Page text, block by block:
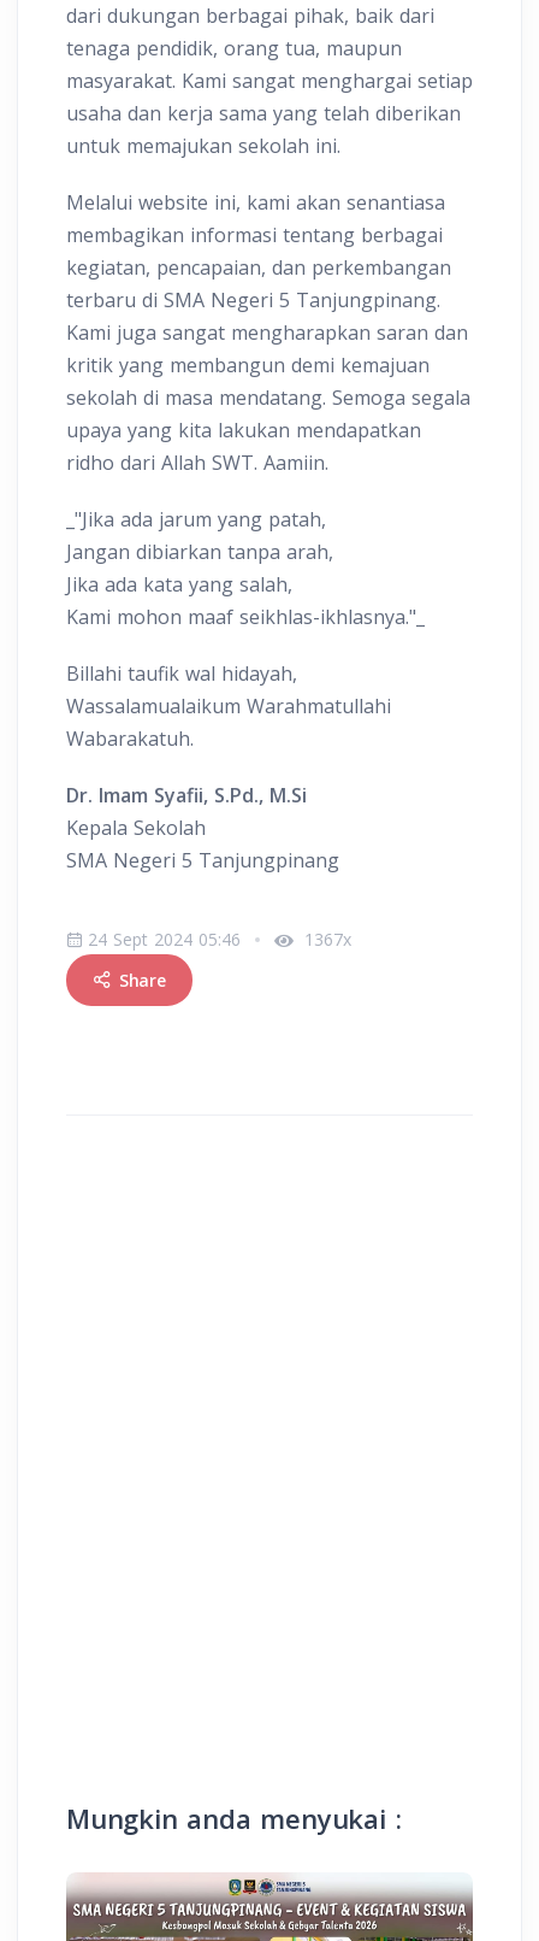
dari dukungan berbagai pihak, baik dari
tenaga pendidik, orang tua, maupun
masyarakat. Kami sangat menghargai setiap
usaha dan kerja sama yang telah diberikan
untuk memajukan sekolah ini.
Melalui website ini, kami akan senantiasa
membagikan informasi tentang berbagai
kegiatan, pencapaian, dan perkembangan
terbaru di SMA Negeri 5 Tanjungpinang.
Kami juga sangat mengharapkan saran dan
kritik yang membangun demi kemajuan
sekolah di masa mendatang. Semoga segala
upaya yang kita lakukan mendapatkan
ridho dari Allah SWT. Aamiin.
_"Jika ada jarum yang patah,
Jangan dibiarkan tanpa arah,
Jika ada kata yang salah,
Kami mohon maaf seikhlas-ikhlasnya."_
Billahi taufik wal hidayah,
Wassalamualaikum Warahmatullahi
Wabarakatuh.
Dr. Imam Syafii, S.Pd., M.Si
Kepala Sekolah
SMA Negeri 5 Tanjungpinang
24 Sept 2024 05:46
1367x
Share
Mungkin anda menyukai :
KESISWAAN